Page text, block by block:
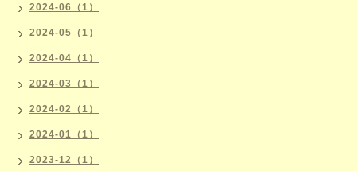
2024-06（1）
2024-05（1）
2024-04（1）
2024-03（1）
2024-02（1）
2024-01（1）
2023-12（1）